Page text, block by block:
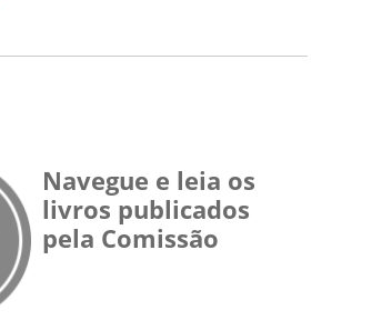
Navegue e leia os
livros publicados
pela Comissão